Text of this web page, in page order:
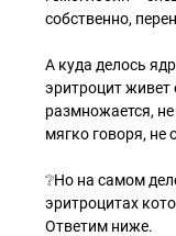
собственно,
А куда делось
эритроцит живет
размножается, не
мягко говоря, не
❔Но на самом
эритроцитах
Ответим ниже.